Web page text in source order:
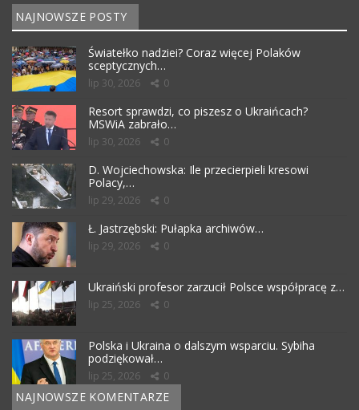
NAJNOWSZE POSTY
Światełko nadziei? Coraz więcej Polaków
sceptycznych…
lip 30, 2026 0
Resort sprawdzi, co piszesz o Ukraińcach?
MSWiA zabrało…
lip 30, 2026 0
D. Wojciechowska: Ile przecierpieli kresowi
Polacy,…
lip 29, 2026 0
Ł. Jastrzębski: Pułapka archiwów…
lip 29, 2026 0
Ukraiński profesor zarzucił Polsce współpracę z…
lip 25, 2026 0
Polska i Ukraina o dalszym wsparciu. Sybiha
podziękował…
lip 25, 2026 0
NAJNOWSZE KOMENTARZE